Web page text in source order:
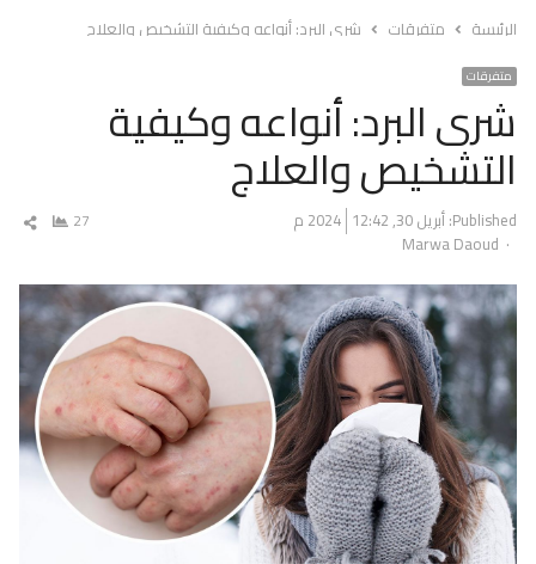
الرئيسة متفرقات شرى البرد: أنواعه وكيفية التشخيص والعلاج
متفرقات
شرى البرد: أنواعه وكيفية
التشخيص والعلاج
Published: أبريل 30, 2024 12:42 م
Author
Marwa Daoud
27